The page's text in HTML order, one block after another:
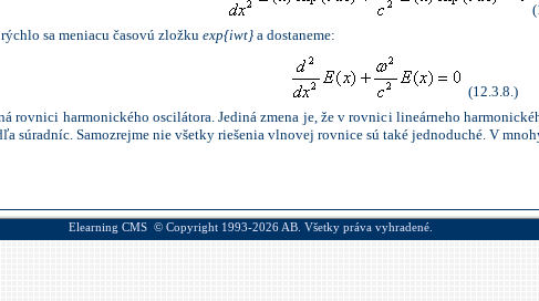
sa meniacu časovú zložku exp{iwt} a dostaneme:
(12.3.8.)
rovnici harmonického oscilátora. Jediná zmena je, že v rovnici lineárneho
súradníc. Samozrejme nie všetky riešenia vlnovej rovnice sú také jednoduché. V
Elearning CMS © Copyright 1993-2026AB. Všetky práva vyhradené.